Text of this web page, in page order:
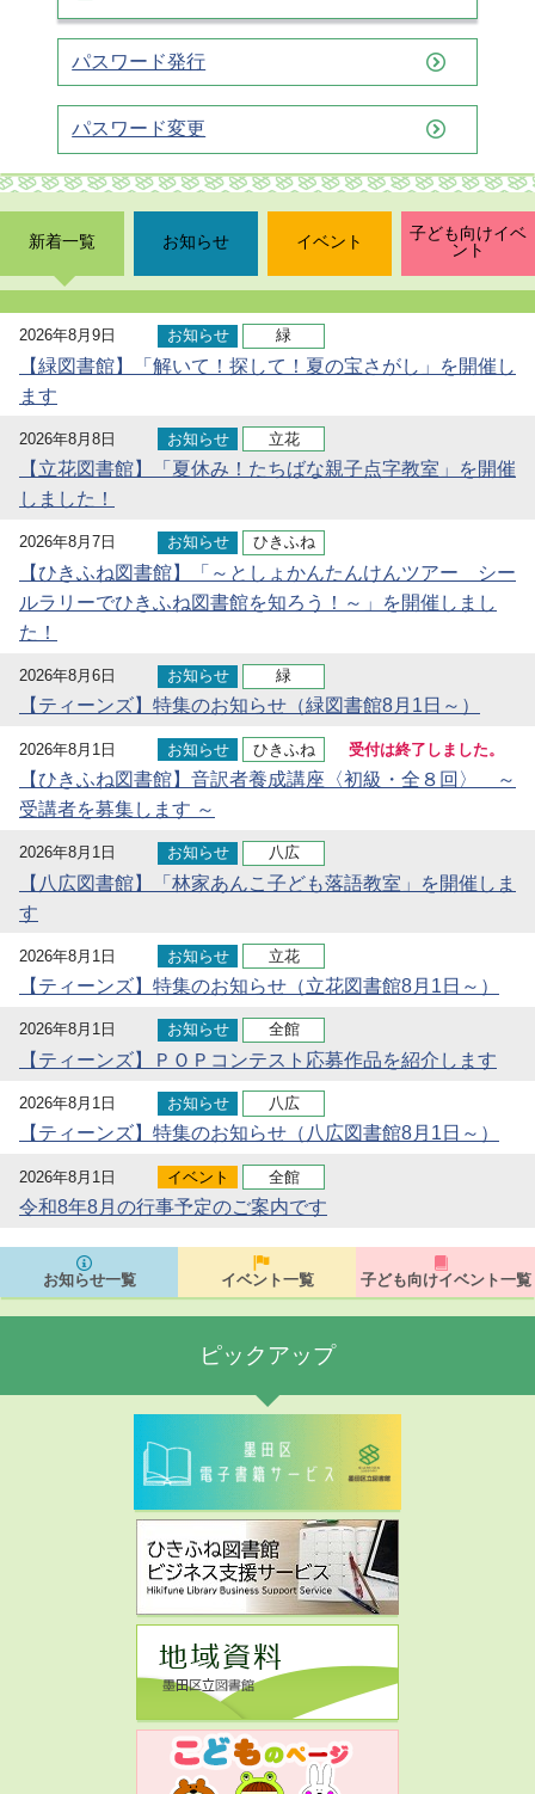
パスワード発行
パスワード変更
新着一覧 お知らせ イベント
子ども向けイベ
ント
2026年8月9日 お知らせ 緑
【緑図書館】「解いて！探して！夏の宝さがし」を開催し
ます
2026年8月8日 お知らせ 立花
【立花図書館】「夏休み！たちばな親子点字教室」を開催
しました！
2026年8月7日 お知らせ ひきふね
【ひきふね図書館】「～としょかんたんけんツアー シー
ルラリーでひきふね図書館を知ろう！～」を開催しまし
た！
2026年8月6日 お知らせ 緑
【ティーンズ】特集のお知らせ（緑図書館8月1日～）
2026年8月1日 お知らせ ひきふね 受付は終了しました。
【ひきふね図書館】音訳者養成講座〈初級・全８回〉 ～
受講者を募集します ～
2026年8月1日 お知らせ 八広
【八広図書館】「林家あんこ子ども落語教室」を開催しま
す
2026年8月1日 お知らせ 立花
【ティーンズ】特集のお知らせ（立花図書館8月1日～）
2026年8月1日 お知らせ 全館
【ティーンズ】ＰＯＰコンテスト応募作品を紹介します
2026年8月1日 お知らせ 八広
【ティーンズ】特集のお知らせ（八広図書館8月1日～）
2026年8月1日 イベント 全館
令和8年8月の行事予定のご案内です
お知らせ一覧 イベント一覧 子ども向けイベント一覧
ピックアップ